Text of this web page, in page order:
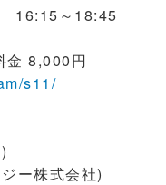
16:15～18:45
金 8,000円
s11/
ー株式会社)